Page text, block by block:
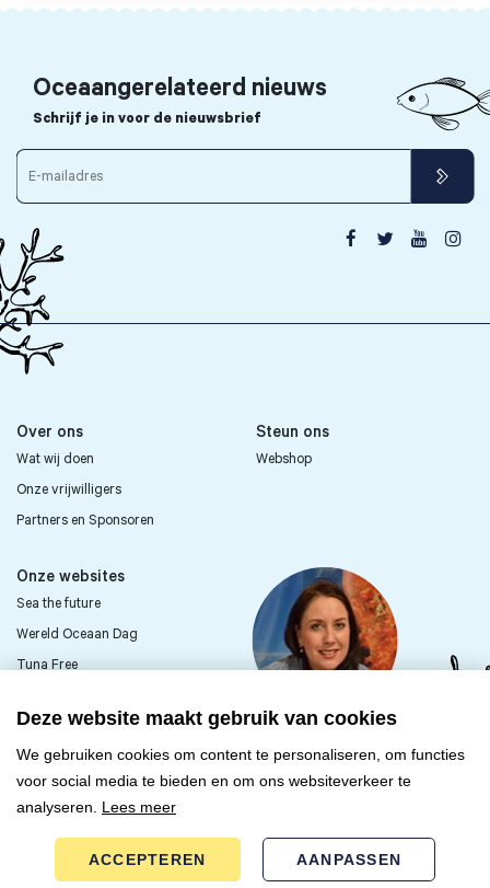
Deze website maakt gebruik van cookies
We gebruiken cookies om content te personaliseren, om functies
voor social media te bieden en om ons websiteverkeer te
analyseren. Lees meer
ACCEPTEREN AANPASSEN
Oceaangerelateerd nieuws
Schrijf je in voor de nieuwsbrief
   
Over ons
Wat wij doen
Onze vrijwilligers
Partners en Sponsoren
Steun ons
Webshop
Onze websites
Sea the future
Wereld Oceaan Dag
Tuna Free
Word vrijwilliger
© Copyright 2026 Sea First